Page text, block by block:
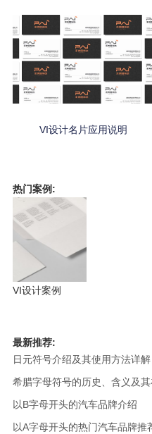
VI设计名片应用说明
热门案例:
VI设计案例
最新推荐:
日元符号介绍及其使用方法详解
希腊字母符号的历史、含义及
以B字母开头的汽车品牌介绍
以A字母开头的热门汽车品牌推